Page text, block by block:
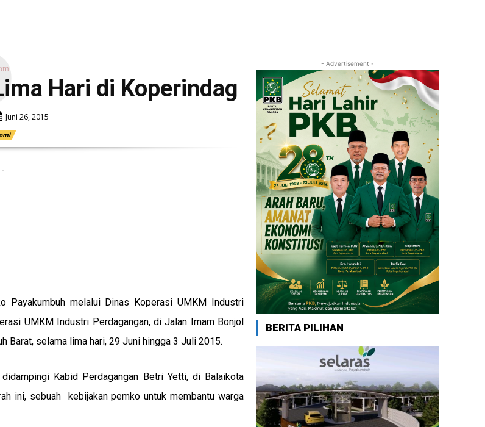
Hari di Koperindag
Juni 26, 2015
-
Payakumbuh melalui Dinas Koperasi UMKM Industri
UMKM Industri Perdagangan, di Jalan Imam Bonjol
Barat, selama lima hari, 29 Juni hingga 3 Juli 2015.
Kabid Perdagangan Betri Yetti, di Balaikota
ini, sebuah kebijakan pemko untuk membantu warga
- Advertisement -
BERITA PILIHAN